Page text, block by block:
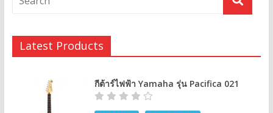
Latest Products
กีต้าร์ไฟฟ้า Yamaha รุ่น Pacifica 021